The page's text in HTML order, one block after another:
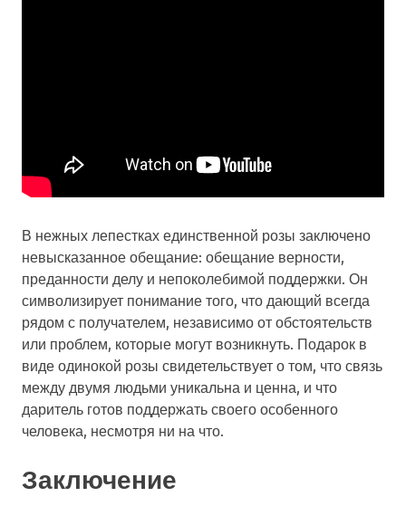
В нежных лепестках единственной розы заключено
невысказанное обещание: обещание верности,
преданности делу и непоколебимой поддержки. Он
символизирует понимание того, что дающий всегда
рядом с получателем, независимо от обстоятельств
или проблем, которые могут возникнуть. Подарок в
виде одинокой розы свидетельствует о том, что связь
между двумя людьми уникальна и ценна, и что
даритель готов поддержать своего особенного
человека, несмотря ни на что.
Заключение